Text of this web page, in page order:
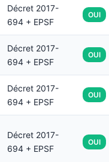
Décret 2017-
694 + EPSF
OUI
Décret 2017-
694 + EPSF
OUI
Décret 2017-
694 + EPSF
OUI
Décret 2017-
694 + EPSF
OUI